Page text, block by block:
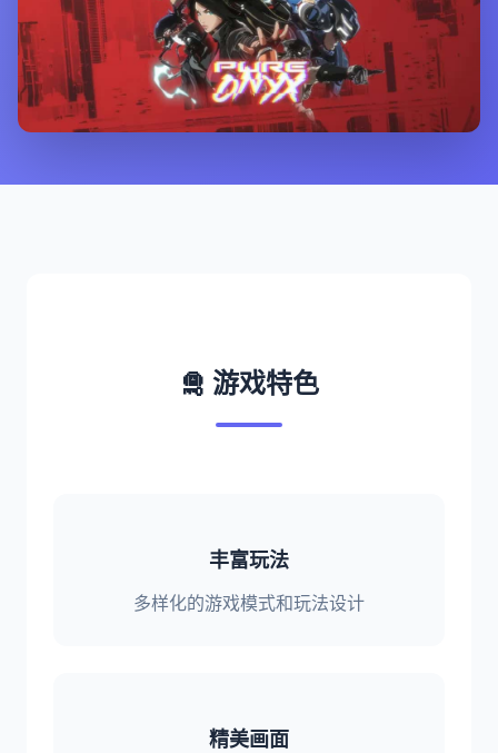
🛅 游戏特色
丰富玩法
多样化的游戏模式和玩法设计
精美画面